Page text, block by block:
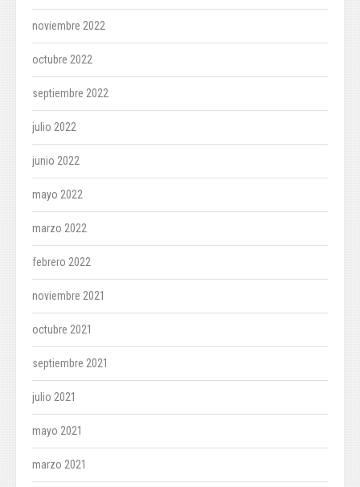
noviembre 2022
octubre 2022
septiembre 2022
julio 2022
junio 2022
mayo 2022
marzo 2022
febrero 2022
noviembre 2021
octubre 2021
septiembre 2021
julio 2021
mayo 2021
marzo 2021